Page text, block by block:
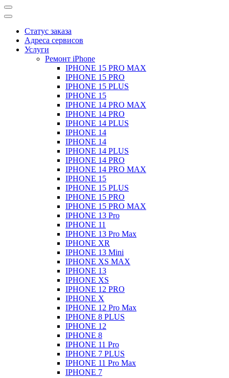
Статус заказа
Адреса сервисов
Услуги
Ремонт iPhone
IPHONE 15 PRO MAX
IPHONE 15 PRO
IPHONE 15 PLUS
IPHONE 15
IPHONE 14 PRO MAX
IPHONE 14 PRO
IPHONE 14 PLUS
IPHONE 14
IPHONE 14
IPHONE 14 PLUS
IPHONE 14 PRO
IPHONE 14 PRO MAX
IPHONE 15
IPHONE 15 PLUS
IPHONE 15 PRO
IPHONE 15 PRO MAX
IPHONE 13 Pro
IPHONE 11
IPHONE 13 Pro Max
IPHONE XR
IPHONE 13 Mini
IPHONE XS MAX
IPHONE 13
IPHONE XS
IPHONE 12 PRO
IPHONE X
IPHONE 12 Pro Max
IPHONE 8 PLUS
IPHONE 12
IPHONE 8
IPHONE 11 Pro
IPHONE 7 PLUS
IPHONE 11 Pro Max
IPHONE 7